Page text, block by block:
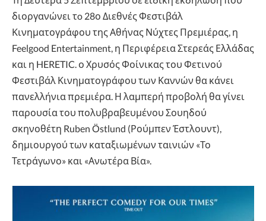
διοργανώνει τo 28ο Διεθνές Φεστιβάλ
Κινηματογράφου της Αθήνας Νύχτες Πρεμιέρας, η
Feelgood Entertainment, η Περιφέρεια Στερεάς Ελλάδας
και η HERETIC. ο Χρυσός Φοίνικας του Φετινού
Φεστιβάλ Κινηματογράφου των Καννών θα κάνει
πανελλήνια πρεμιέρα. Η λαμπερή προβολή θα γίνει
παρουσία του πολυβραβευμένου Σουηδού
σκηνοθέτη Ruben Östlund (Ρούμπεν Έστλουντ),
δημιουργού των καταξιωμένων ταινιών «Το
Τετράγωνο» και «Ανωτέρα Βία».